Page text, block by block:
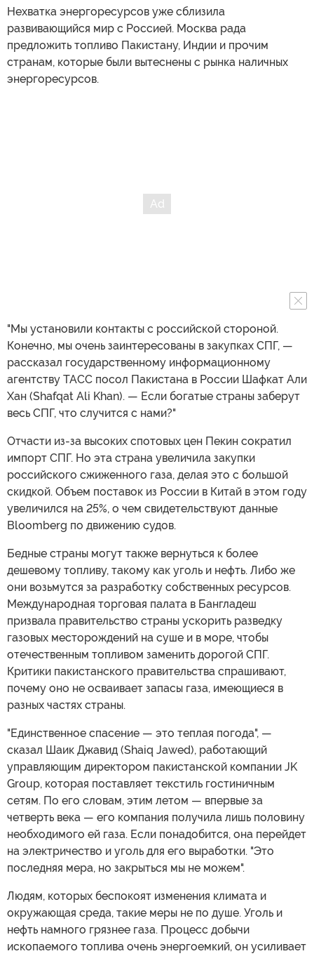
Нехватка энергоресурсов уже сблизила
развивающийся мир с Россией. Москва рада
предложить топливо Пакистану, Индии и прочим
странам, которые были вытеснены с рынка наличных
энергоресурсов.
"Мы установили контакты с российской стороной.
Конечно, мы очень заинтересованы в закупках СПГ, —
рассказал государственному информационному
агентству ТАСС посол Пакистана в России Шафкат Али
Хан (Shafqat Ali Khan). — Если богатые страны заберут
весь СПГ, что случится с нами?"
Отчасти из-за высоких спотовых цен Пекин сократил
импорт СПГ. Но эта страна увеличила закупки
российского сжиженного газа, делая это с большой
скидкой. Объем поставок из России в Китай в этом году
увеличился на 25%, о чем свидетельствуют данные
Bloomberg по движению судов.
Бедные страны могут также вернуться к более
дешевому топливу, такому как уголь и нефть. Либо же
они возьмутся за разработку собственных ресурсов.
Международная торговая палата в Бангладеш
призвала правительство страны ускорить разведку
газовых месторождений на суше и в море, чтобы
отечественным топливом заменить дорогой СПГ.
Критики пакистанского правительства спрашивают,
почему оно не осваивает запасы газа, имеющиеся в
разных частях страны.
"Единственное спасение — это теплая погода", —
сказал Шаик Джавид (Shaiq Jawed), работающий
управляющим директором пакистанской компании JK
Group, которая поставляет текстиль гостиничным
сетям. По его словам, этим летом — впервые за
четверть века — его компания получила лишь половину
необходимого ей газа. Если понадобится, она перейдет
на электричество и уголь для его выработки. "Это
последняя мера, но закрыться мы не можем".
Людям, которых беспокоят изменения климата и
окружающая среда, такие меры не по душе. Уголь и
нефть намного грязнее газа. Процесс добычи
ископаемого топлива очень энергоемкий, он усиливает